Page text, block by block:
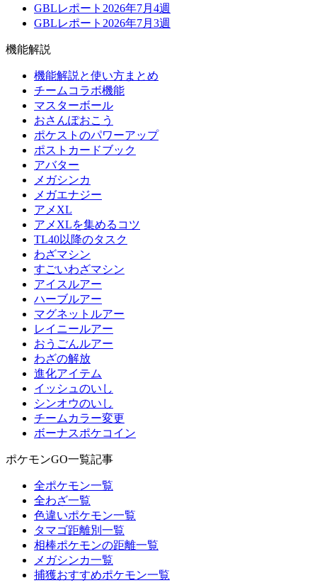
GBLレポート2026年7月4週
GBLレポート2026年7月3週
機能解説
機能解説と使い方まとめ
チームコラボ機能
マスターボール
おさんぽおこう
ポケストのパワーアップ
ポストカードブック
アバター
メガシンカ
メガエナジー
アメXL
アメXLを集めるコツ
TL40以降のタスク
わざマシン
すごいわざマシン
アイスルアー
ハーブルアー
マグネットルアー
レイニールアー
おうごんルアー
わざの解放
進化アイテム
イッシュのいし
シンオウのいし
チームカラー変更
ボーナスポケコイン
ポケモンGO一覧記事
全ポケモン一覧
全わざ一覧
色違いポケモン一覧
タマゴ距離別一覧
相棒ポケモンの距離一覧
メガシンカ一覧
捕獲おすすめポケモン一覧